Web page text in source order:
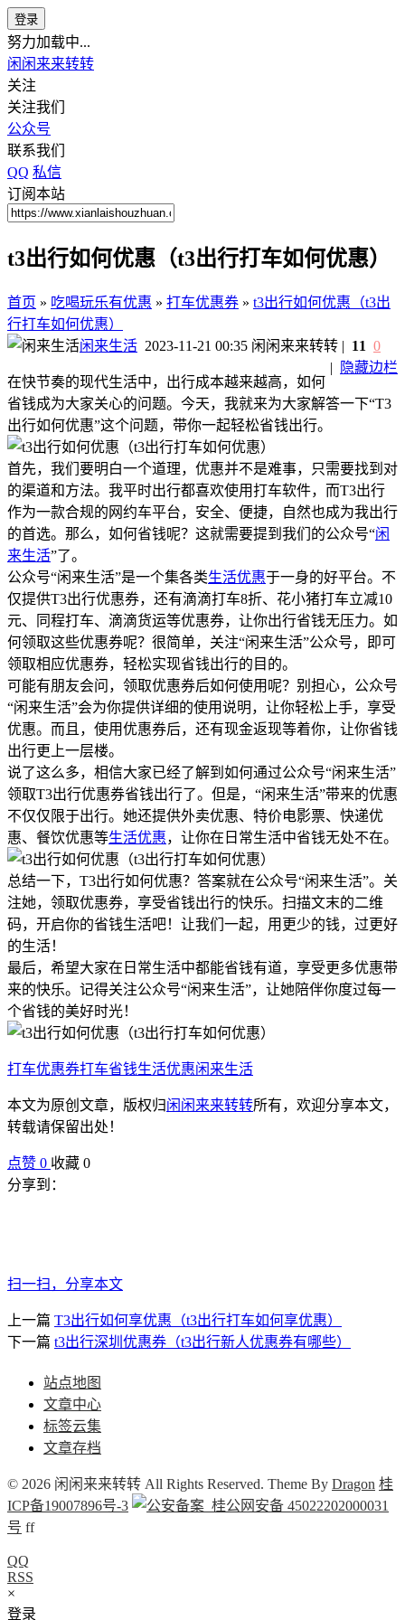
登录
努力加载中...
闲闲来来转转
关注
关注我们
公众号
联系我们
QQ 私信
订阅本站
t3出行如何优惠（t3出行打车如何优惠）
首页 » 吃喝玩乐有优惠 » 打车优惠券 » t3出行如何优惠（t3出
行打车如何优惠）
闲来生活 2023-11-21 00:35 闲闲来来转转
|
隐藏边栏
| 11 0
在快节奏的现代生活中，出行成本越来越高，如何
省钱成为大家关心的问题。今天，我就来为大家解答一下“T3
出行如何优惠”这个问题，带你一起轻松省钱出行。
首先，我们要明白一个道理，优惠并不是难事，只需要找到对
的渠道和方法。我平时出行都喜欢使用打车软件，而T3出行
作为一款合规的网约车平台，安全、便捷，自然也成为我出行
的首选。那么，如何省钱呢？这就需要提到我们的公众号“闲
来生活”了。
公众号“闲来生活”是一个集各类生活优惠于一身的好平台。不
仅提供T3出行优惠券，还有滴滴打车8折、花小猪打车立减10
元、同程打车、滴滴货运等优惠券，让你出行省钱无压力。如
何领取这些优惠券呢？很简单，关注“闲来生活”公众号，即可
领取相应优惠券，轻松实现省钱出行的目的。
可能有朋友会问，领取优惠券后如何使用呢？别担心，公众号
“闲来生活”会为你提供详细的使用说明，让你轻松上手，享受
优惠。而且，使用优惠券后，还有现金返现等着你，让你省钱
出行更上一层楼。
说了这么多，相信大家已经了解到如何通过公众号“闲来生活”
领取T3出行优惠券省钱出行了。但是，“闲来生活”带来的优惠
不仅仅限于出行。她还提供外卖优惠、特价电影票、快递优
惠、餐饮优惠等生活优惠，让你在日常生活中省钱无处不在。
总结一下，T3出行如何优惠？答案就在公众号“闲来生活”。关
注她，领取优惠券，享受省钱出行的快乐。扫描文末的二维
码，开启你的省钱生活吧！让我们一起，用更少的钱，过更好
的生活！
最后，希望大家在日常生活中都能省钱有道，享受更多优惠带
来的快乐。记得关注公众号“闲来生活”，让她陪伴你度过每一
个省钱的美好时光！
打车优惠券打车省钱生活优惠闲来生活
本文为原创文章，版权归闲闲来来转转所有，欢迎分享本文，
转载请保留出处！
点赞 0 收藏 0
分享到：
扫一扫，分享本文
上一篇 T3出行如何享优惠（t3出行打车如何享优惠）
下一篇 t3出行深圳优惠券（t3出行新人优惠券有哪些）
站点地图
文章中心
标签云集
文章存档
© 2026 闲闲来来转转 All Rights Reserved. Theme By Dragon 桂
ICP备19007896号-3
桂公网安备 45022202000031
号 ff
QQ
RSS
×
登录